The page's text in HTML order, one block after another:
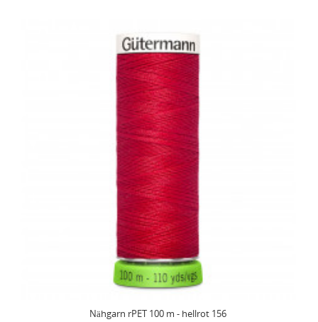
Nähgarn rPET 100 m - hellrot 156